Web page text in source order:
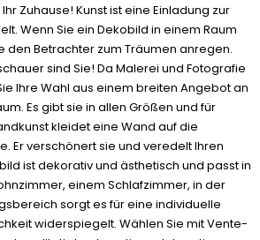
Zuhause! Kunst ist eine Einladung zur
Wenn Sie ein Dekobild in einem Raum
den Betrachter zum Träumen anregen.
sind Sie! Da Malerei und Fotografie
Ihre Wahl aus einem breiten Angebot an
Es gibt sie in allen Größen und für
kleidet eine Wand auf die
Er verschönert sie und veredelt Ihren
ist dekorativ und ästhetisch und passt in
einem Schlafzimmer, in der
sorgt es für eine individuelle
widerspiegelt. Wählen Sie mit Vente-